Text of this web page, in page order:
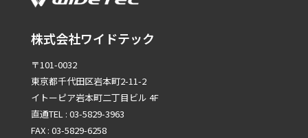
株式会社ワイドテック
〒101-0032
東京都千代田区岩本町2-11-2
イトーピア岩本町二丁目ビル 4F
直通TEL : 03-5829-3963
FAX : 03-5829-6258